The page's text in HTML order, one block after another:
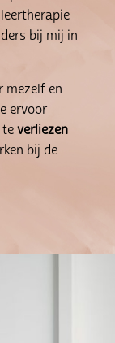
bij mij in
mezelf en
ervoor
verliezen
bij de